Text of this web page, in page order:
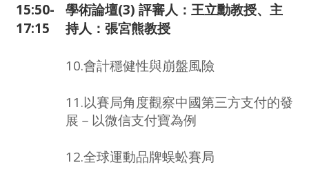
15:50-
17:15
學術論壇(3) 評審人：王立勳教授、主
持人：張宮熊教授
10.會計穩健性與崩盤風險
11.以賽局角度觀察中國第三方支付的發
展－以微信支付寶為例
12.全球運動品牌蜈蚣賽局